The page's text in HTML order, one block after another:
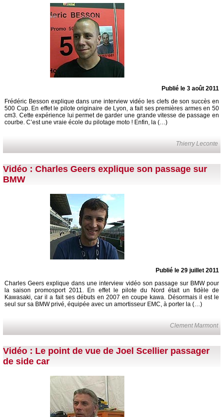
Publié le 3 août 2011
Frédéric Besson explique dans une interview vidéo les clefs de son succès en
500 Cup. En effet le pilote originaire de Lyon, a fait ses premières armes en 50
cm3. Cette expérience lui permet de garder une grande vitesse de passage en
courbe. C’est une vraie école du pilotage moto ! Enfin, la (…)
Thierry Leconte
Vidéo : Charles Geers explique son passage sur
BMW
Publié le 29 juillet 2011
Charles Geers explique dans une interview vidéo son passage sur BMW pour
la saison promosport 2011. En effet le pilote du Nord était un fidèle de
Kawasaki, car il a fait ses débuts en 2007 en coupe kawa. Désormais il est le
seul sur sa BMW privé, équipée avec un amortisseur EMC, à porter la (…)
Clement Marmont
Vidéo : Le point de vue de Joel Scellier passager
de side car